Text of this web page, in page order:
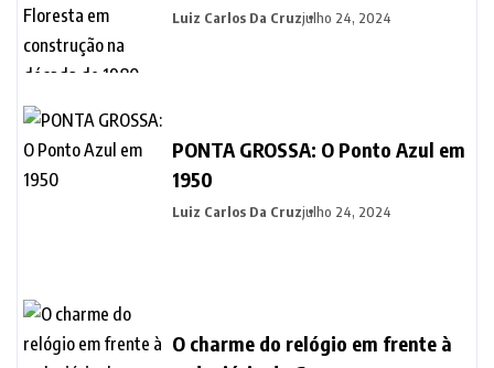
de 1980
Luiz Carlos Da Cruzjulho 24, 2024
PONTA GROSSA: O Ponto Azul em
1950
Luiz Carlos Da Cruzjulho 24, 2024
O charme do relógio em frente à